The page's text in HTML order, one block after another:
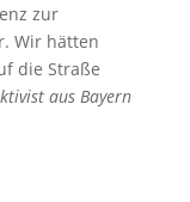
zur
Wir hätten
die Straße
aus Bayern